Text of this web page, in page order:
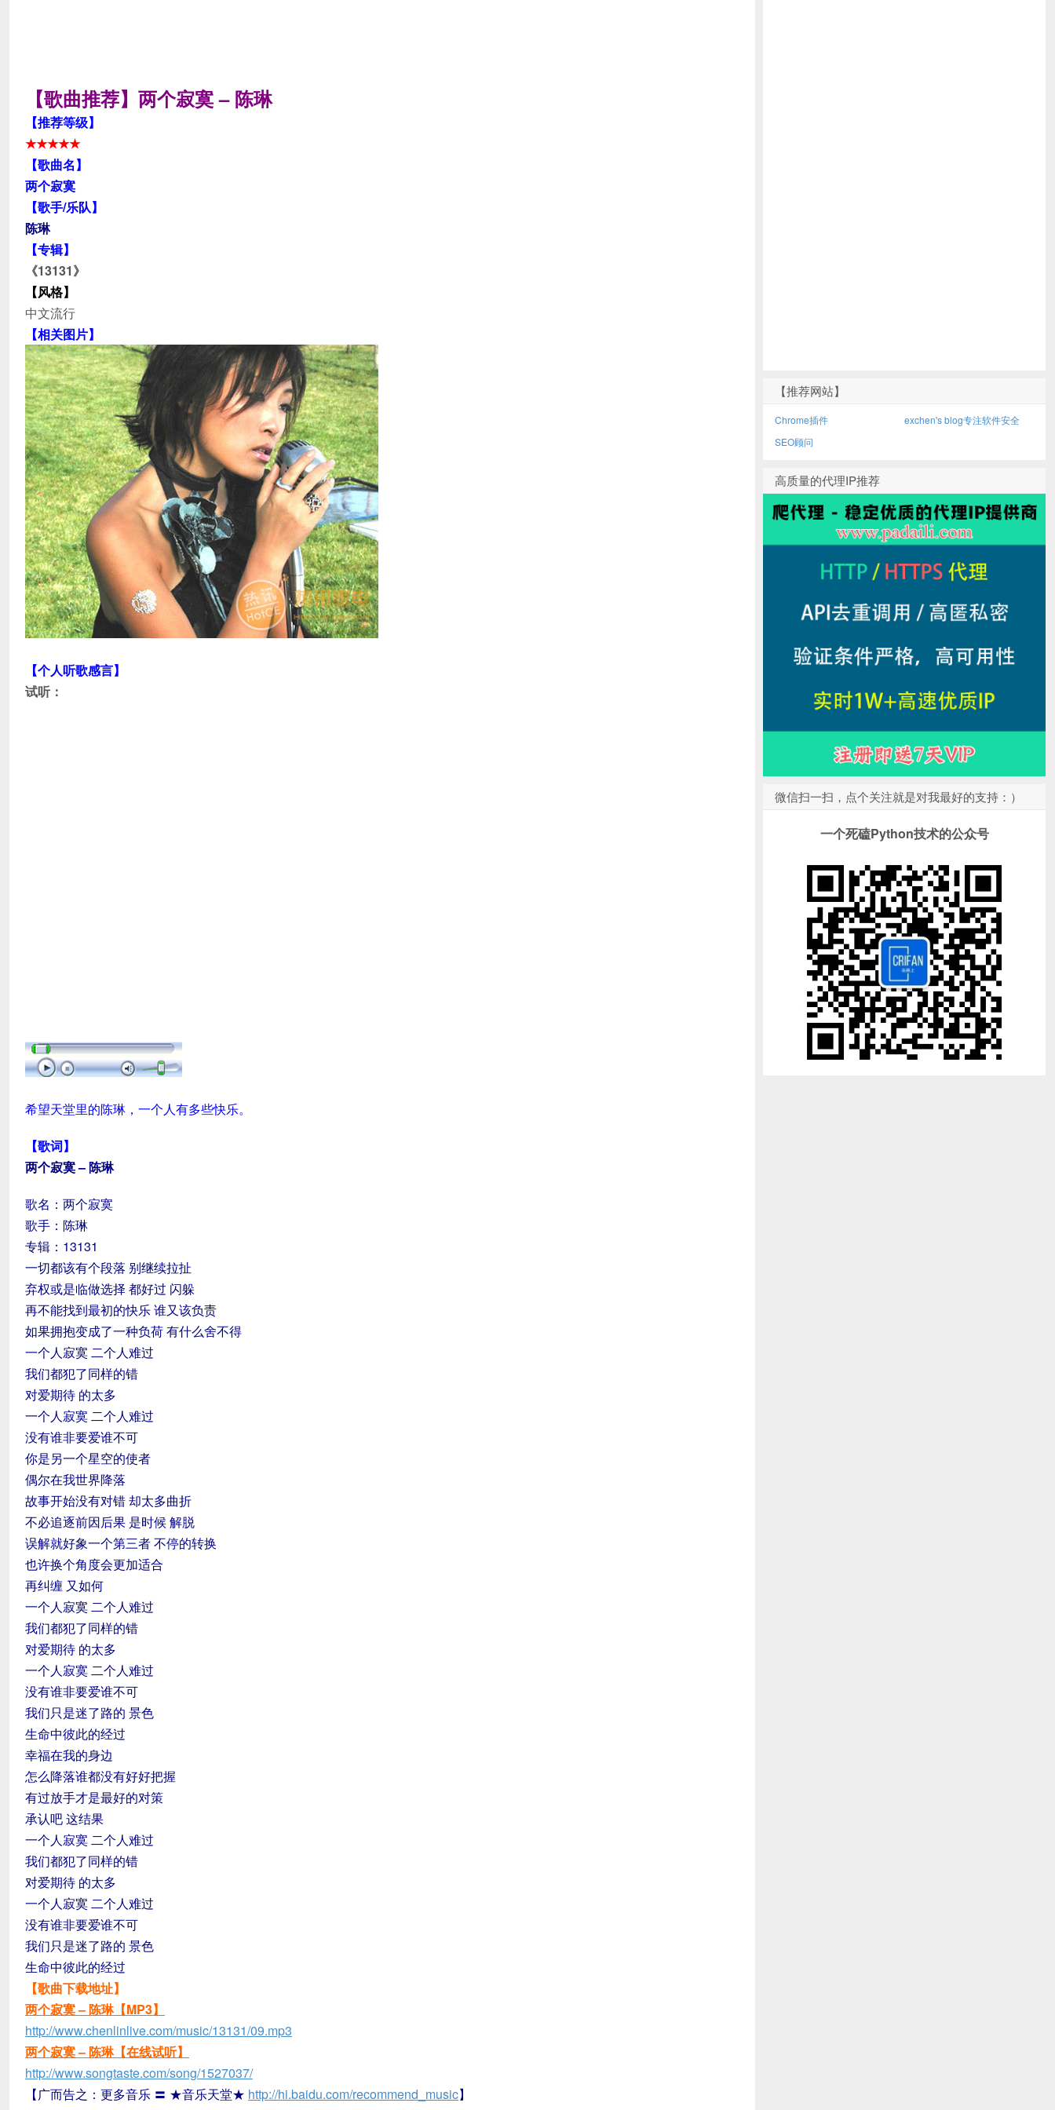
【歌曲推荐】两个寂寞 – 陈琳
【推荐等级】
★★★★★
【歌曲名】
两个寂寞
【歌手/乐队】
陈琳
【专辑】
《13131》
【风格】
中文流行
【相关图片】
【个人听歌感言】
试听：
希望天堂里的陈琳，一个人有多些快乐。
【歌词】
两个寂寞 – 陈琳
歌名：两个寂寞
歌手：陈琳
专辑：13131
一切都该有个段落 别继续拉扯
弃权或是临做选择 都好过 闪躲
再不能找到最初的快乐 谁又该负责
如果拥抱变成了一种负荷 有什么舍不得
一个人寂寞 二个人难过
我们都犯了同样的错
对爱期待 的太多
一个人寂寞 二个人难过
没有谁非要爱谁不可
你是另一个星空的使者
偶尔在我世界降落
故事开始没有对错 却太多曲折
不必追逐前因后果 是时候 解脱
误解就好象一个第三者 不停的转换
也许换个角度会更加适合
再纠缠 又如何
一个人寂寞 二个人难过
我们都犯了同样的错
对爱期待 的太多
一个人寂寞 二个人难过
没有谁非要爱谁不可
我们只是迷了路的 景色
生命中彼此的经过
幸福在我的身边
怎么降落谁都没有好好把握
有过放手才是最好的对策
承认吧 这结果
一个人寂寞 二个人难过
我们都犯了同样的错
对爱期待 的太多
一个人寂寞 二个人难过
没有谁非要爱谁不可
我们只是迷了路的 景色
生命中彼此的经过
【歌曲下载地址】
两个寂寞 – 陈琳【MP3】
http://www.chenlinlive.com/music/13131/09.mp3
两个寂寞 – 陈琳【在线试听】
http://www.songtaste.com/song/1527037/
【广而告之：更多音乐 〓 ★音乐天堂★ http://hi.baidu.com/recommend_music】
【推荐网站】
Chrome插件
exchen's blog专注软件安全
SEO顾问
高质量的代理IP推荐
微信扫一扫，点个关注就是对我最好的支持：）
一个死磕Python技术的公众号